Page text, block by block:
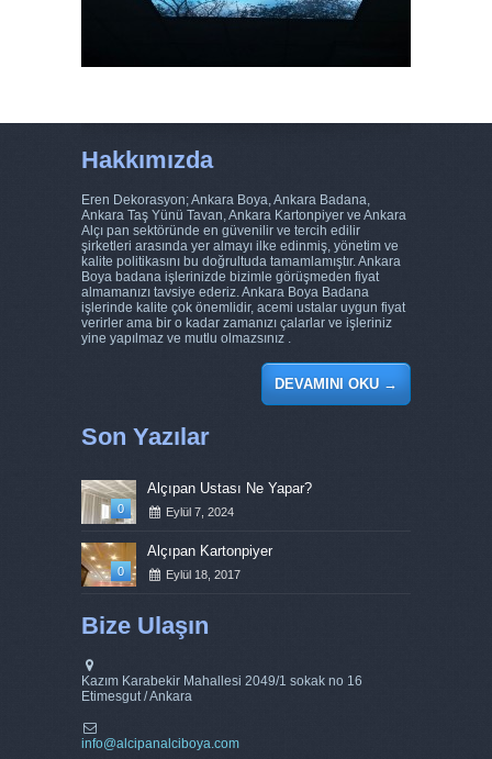
Hakkımızda
Eren Dekorasyon; Ankara Boya, Ankara Badana,
Ankara Taş Yünü Tavan, Ankara Kartonpiyer ve Ankara
Alçı pan sektöründe en güvenilir ve tercih edilir
şirketleri arasında yer almayı ilke edinmiş, yönetim ve
kalite politikasını bu doğrultuda tamamlamıştır. Ankara
Boya badana işlerinizde bizimle görüşmeden fiyat
almamanızı tavsiye ederiz. Ankara Boya Badana
işlerinde kalite çok önemlidir, acemi ustalar uygun fiyat
verirler ama bir o kadar zamanızı çalarlar ve işleriniz
yine yapılmaz ve mutlu olmazsınız .
DEVAMINI OKU→
Son Yazılar
0
Alçıpan Ustası Ne Yapar?
Eylül 7, 2024
0
Alçıpan Kartonpiyer
Eylül 18, 2017
Bize Ulaşın
Kazım Karabekir Mahallesi 2049/1 sokak no 16
Etimesgut / Ankara
info@alcipanalciboya.com